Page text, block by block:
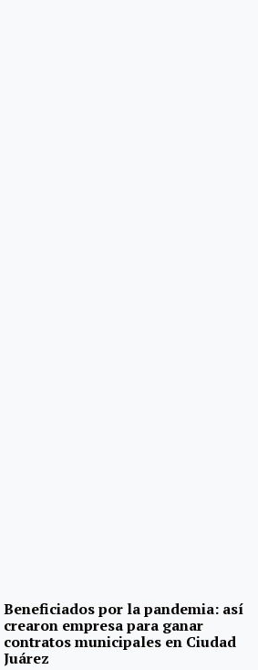
Beneficiados por la pandemia: así
crearon empresa para ganar
contratos municipales en Ciudad
Juárez